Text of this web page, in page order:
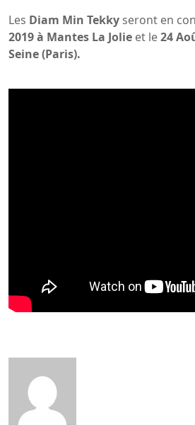
Les Diam Min Tekky seront en
2019 à Mantes La Jolie et le24
Seine (Paris).